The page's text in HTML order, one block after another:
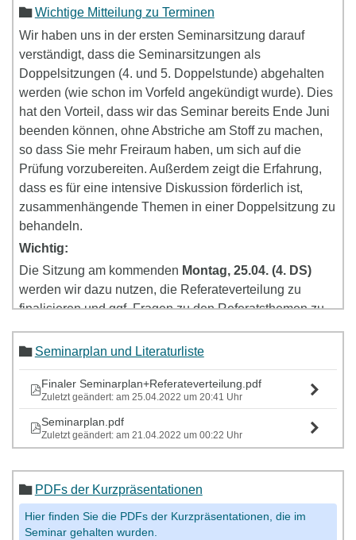
Wichtige Mitteilung zu Terminen
Wir haben uns in der ersten Seminarsitzung darauf
verständigt, dass die Seminarsitzungen als
Doppelsitzungen (4. und 5. Doppelstunde) abgehalten
werden (wie schon im Vorfeld angekündigt wurde). Dies
hat den Vorteil, dass wir das Seminar bereits Ende Juni
beenden können, ohne Abstriche am Stoff zu machen,
so dass Sie mehr Freiraum haben, um sich auf die
Prüfung vorzubereiten. Außerdem zeigt die Erfahrung,
dass es für eine intensive Diskussion förderlich ist,
zusammenhängende Themen in einer Doppelsitzung zu
behandeln.
Wichtig:
Die Sitzung am kommenden Montag, 25.04. (4. DS)
werden wir dazu nutzen, die Referateverteilung zu
finalisieren und ggf. Fragen zu den Referatsthemen zu
Die erste inhaltliche Seminarsitzung findet 02.05 als
Doppelsitzung (4. + 5. Doppelstunde) statt,damit Sie
genügend Zeit haben, sich auf die Sitzung vorzubereiten
und die Basistexte zu lesen.
Seminarplan und Literaturliste
Finaler Seminarplan+Referateverteilung.pdf
Zuletzt geändert: am 25.04.2022 um 20:41 Uhr
Seminarplan.pdf
Zuletzt geändert: am 21.04.2022 um 00:22 Uhr
PDFs der Kurzpräsentationen
Hier finden Sie die PDFs der Kurzpräsentationen, die im
Seminar gehalten wurden.